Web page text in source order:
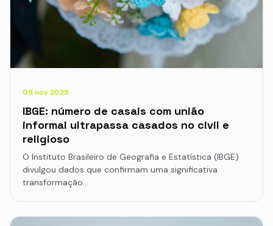
05 nov 2025
IBGE: número de casais com união
informal ultrapassa casados no civil e
religioso
O Instituto Brasileiro de Geografia e Estatística (IBGE)
divulgou dados que confirmam uma significativa
transformação…